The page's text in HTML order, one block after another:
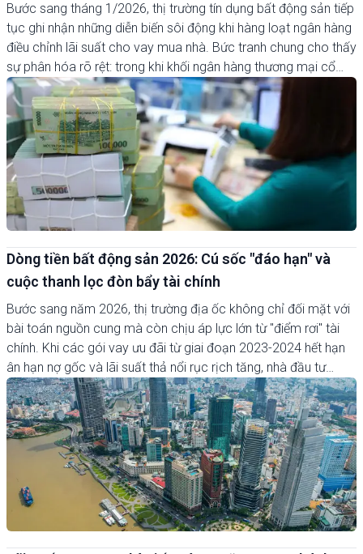
Bước sang tháng 1/2026, thị trường tín dụng bất động sản tiếp
tục ghi nhận những diễn biến sôi động khi hàng loạt ngân hàng
điều chỉnh lãi suất cho vay mua nhà. Bức tranh chung cho thấy
sự phân hóa rõ rệt: trong khi khối ngân hàng thương mại cổ
phần đua nhau tung ra các mức lãi suất "chạm đáy" để kích
cầu, thì nhóm ngân hàng quốc doanh (Big 4) lại có những
bước đi điều chỉnh chiến lược, đặc biệt là việc cơ cấu lại các
gói vay dành cho giới trẻ.
Dòng tiền bất động sản 2026: Cú sốc "đáo hạn" và
cuộc thanh lọc đòn bẩy tài chính
Bước sang năm 2026, thị trường địa ốc không chỉ đối mặt với
bài toán nguồn cung mà còn chịu áp lực lớn từ "điểm rơi" tài
chính. Khi các gói vay ưu đãi từ giai đoạn 2023-2024 hết hạn
ân hạn nợ gốc và lãi suất thả nổi rục rịch tăng, nhà đầu tư
buộc phải tái cơ cấu danh mục: Người dùng đòn bẩy ngắn hạn
chật vật thoát hàng, trong khi dòng vốn "cá mập" âm thầm
săn tài sản giá trị thực.